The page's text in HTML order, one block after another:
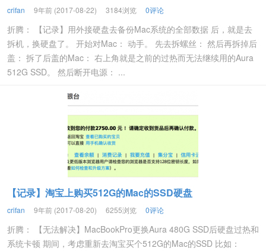
crifan 9年前 (2017-08-22) 3184浏览 0评论
折腾： 【记录】用外接硬盘去备份Mac系统的全部数据 后，就是去
拆机，换硬盘了。 开始对Mac： 动手。 先去拆螺丝： 然后再拆掉后
盖： 拆了后盖的Mac： 右上角就是之前的过热而无法继续用的Aura
512G SSD。 然后断开电源： ...
【记录】淘宝上购买512G的Mac的SSD硬盘
crifan 9年前 (2017-08-20) 6255浏览 0评论
折腾： 【无法解决】MacBookPro更换Aura 480G SSD后硬盘过热和
系统卡顿 期间，考虑重新去淘宝买个512G的Mac的SSD 比如：